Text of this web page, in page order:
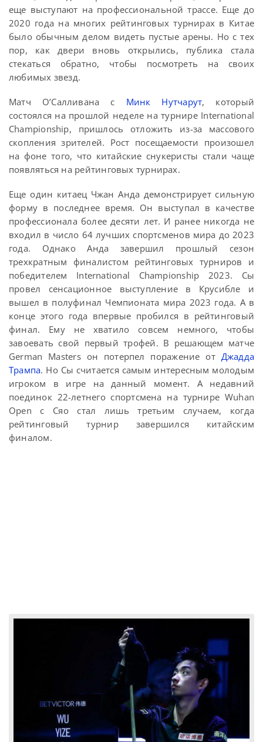
еще выступают на профессиональной трассе. Еще до
2020 года на многих рейтинговых турнирах в Китае
было обычным делом видеть пустые арены. Но с тех
пор, как двери вновь открылись, публика стала
стекаться обратно, чтобы посмотреть на своих
любимых звезд.
Матч О’Салливана с Минк Нутчарут, который
состоялся на прошлой неделе на турнире International
Championship, пришлось отложить из-за массового
скопления зрителей. Рост посещаемости произошел
на фоне того, что китайские снукеристы стали чаще
появляться на рейтинговых турнирах.
Еще один китаец Чжан Анда демонстрирует сильную
форму в последнее время. Он выступал в качестве
профессионала более десяти лет. И ранее никогда не
входил в число 64 лучших спортсменов мира до 2023
года. Однако Анда завершил прошлый сезон
трехкратным финалистом рейтинговых турниров и
победителем International Championship 2023. Сы
провел сенсационное выступление в Крусибле и
вышел в полуфинал Чемпионата мира 2023 года. А в
конце этого года впервые пробился в рейтинговый
финал. Ему не хватило совсем немного, чтобы
завоевать свой первый трофей. В решающем матче
German Masters он потерпел поражение от Джадда
Трампа. Но Сы считается самым интересным молодым
игроком в игре на данный момент. А недавний
поединок 22-летнего спортсмена на турнире Wuhan
Open с Сяо стал лишь третьим случаем, когда
рейтинговый турнир завершился китайским
финалом.